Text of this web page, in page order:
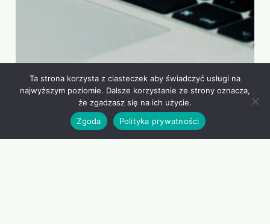
Ta strona korzysta z ciasteczek aby świadczyć usługi na
najwyższym poziomie. Dalsze korzystanie ze strony oznacza,
że zgadzasz się na ich użycie.
Zgoda
Polityka prywatności